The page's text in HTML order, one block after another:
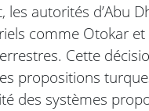
les autorités d’Abu
comme Otokar
Cette
propositions
des systèmes